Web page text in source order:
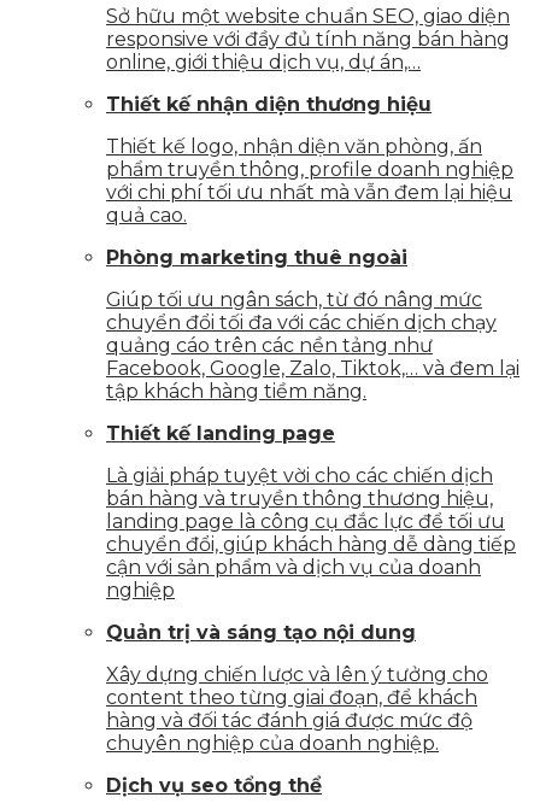
Sở hữu một website chuẩn SEO, giao diện
responsive với đầy đủ tính năng bán hàng
online, giới thiệu dịch vụ, dự án,…
Thiết kế nhận diện thương hiệu
Thiết kế logo, nhận diện văn phòng, ấn
phẩm truyền thông, profile doanh nghiệp
với chi phí tối ưu nhất mà vẫn đem lại hiệu
quả cao.
Phòng marketing thuê ngoài
Giúp tối ưu ngân sách, từ đó nâng mức
chuyển đổi tối đa với các chiến dịch chạy
quảng cáo trên các nền tảng như
Facebook, Google, Zalo, Tiktok,… và đem lại
tập khách hàng tiềm năng.
Thiết kế landing page
Là giải pháp tuyệt vời cho các chiến dịch
bán hàng và truyền thông thương hiệu,
landing page là công cụ đắc lực để tối ưu
chuyển đổi, giúp khách hàng dễ dàng tiếp
cận với sản phẩm và dịch vụ của doanh
nghiệp
Quản trị và sáng tạo nội dung
Xây dựng chiến lược và lên ý tưởng cho
content theo từng giai đoạn, để khách
hàng và đối tác đánh giá được mức độ
chuyên nghiệp của doanh nghiệp.
Dịch vụ seo tổng thể